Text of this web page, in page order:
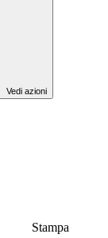
Vedi azioni
Stampa